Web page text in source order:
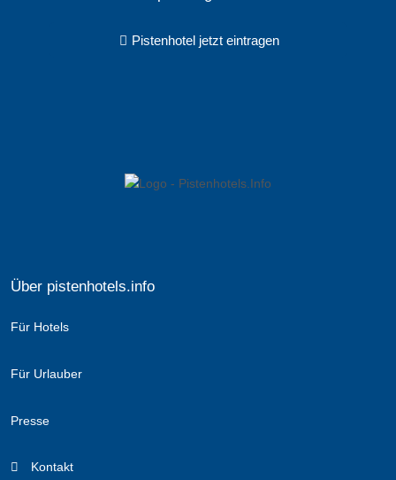
Pistenhotel jetzt eintragen
Über pistenhotels.info
Für Hotels
Für Urlauber
Presse
Kontakt